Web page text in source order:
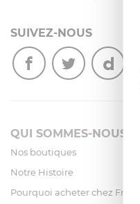
SUIVEZ-NOUS
QUI SOMMES-NOUS?
Nos boutiques
Notre Histoire
Pourquoi acheter chez